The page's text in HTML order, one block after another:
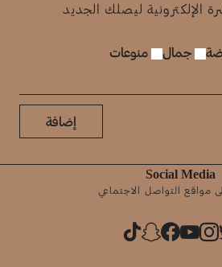
الإلكترونية ليصلك الجديد
جمال منوعات
إضافة
Social Media
مواقع التواصل الاجتماعي